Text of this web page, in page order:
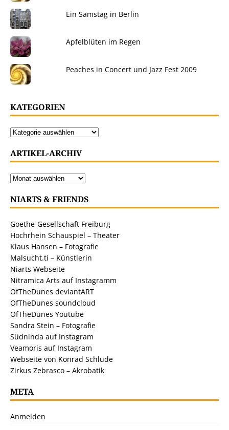
Ein Samstag in Berlin
Apfelblüten im Regen
Peaches in Concert und Jazz Fest 2009
KATEGORIEN
ARTIKEL-ARCHIV
NIARTS & FRIENDS
Goethe-Gesellschaft Freiburg
Hochrhein Schauspiel – Theater
Klaus Hansen – Fotografie
Malsucht.ti – Künstlerin
Niarts Webseite
Nitramica Arts auf Instagramm
OfTheDunes deviantART
OfTheDunes soundcloud
OfTheDunes Youtube
Sandra Stein – Fotografie
Südninda auf Instagram
Veamoris auf Instagram
Webseite von Konrad Schlude
Zirkus Zebrasco – Akrobatik
META
Anmelden